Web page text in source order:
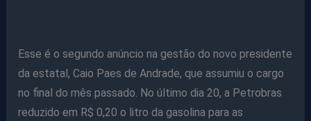
Esse é o segundo anúncio na gestão do novo presidente
da estatal, Caio Paes de Andrade, que assumiu o cargo
no final do mês passado. No último dia 20, a Petrobras
reduzido em R$ 0,20 o litro da gasolina para as